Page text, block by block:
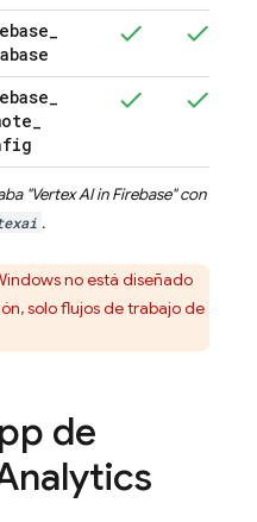
_
_
_
"Vertex AI in Firebase" con
.
no está diseñado
solo flujos de trabajo de
de